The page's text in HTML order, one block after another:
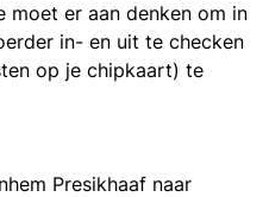
moet er aan denken om in
in- en uit te checken
op je chipkaart) te
Presikhaaf naar